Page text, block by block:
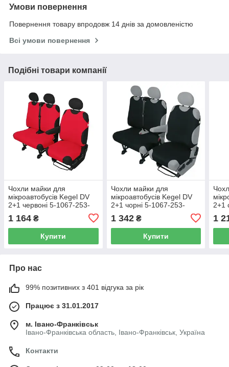
Умови повернення
Повернення товару впродовж 14 днів за домовленістю
Всі умови повернення
Подібні товари компанії
Чохли майки для
мікроавтобусів Kegel DV
2+1 червоні 5-1067-253-
1 164 ₴
Купити
Чохли майки для
мікроавтобусів Kegel DV
2+1 чорні 5-1067-253-
1 342₴
Купити
2+1
1
Про нас
99% позитивних з 401 відгука за рік
Працює з 31.01.2017
м. Івано-Франківськ
Івано-Франківська область, Івано-Франківськ, Україна
Контакти